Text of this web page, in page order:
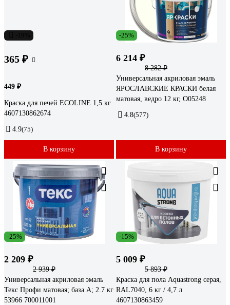
365 ₽
449 ₽
Краска для печей ECOLINE 1,5 кг
4607130862674
4.9(75)
В корзину
-25%
6 214 ₽
8 282 ₽
Универсальная акриловая эмаль
ЯРОСЛАВСКИЕ КРАСКИ белая
матовая, ведро 12 кг, О05248
4.8(577)
В корзину
-25%
2 209 ₽
2 939 ₽
Универсальная акриловая эмаль
Текс Профи матовая; база A; 2.7 кг
53966 700011001
-15%
5 009 ₽
5 893 ₽
Краска для пола Aquastrong серая,
RAL7040, 6 кг / 4,7 л
4607130863459